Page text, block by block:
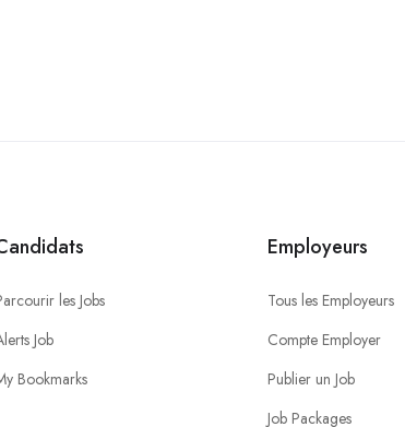
les Jobs
Job
Bookmarks
Employeurs
Tous les Employeurs
Compte Employer
Publier un Job
Job Packages